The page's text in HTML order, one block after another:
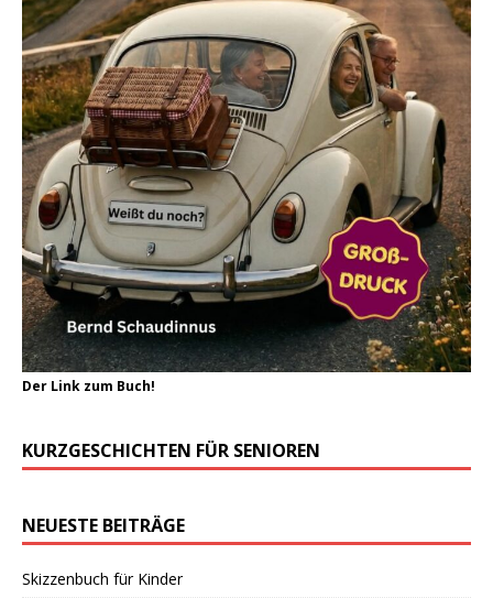
Der Link zum Buch!
KURZGESCHICHTEN FÜR SENIOREN
NEUESTE BEITRÄGE
Skizzenbuch für Kinder